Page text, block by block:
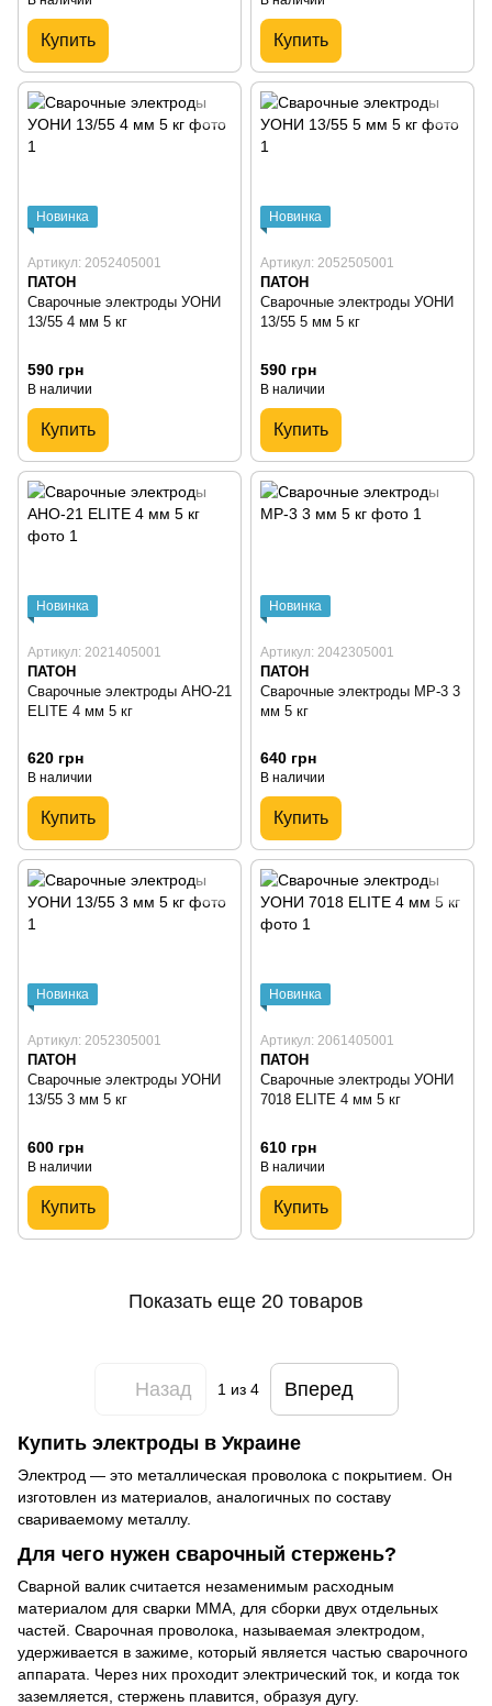
Купить Купить
Новинка
Артикул: 2052405001
ПАТОН
Сварочные электроды УОНИ
13/55 4 мм 5 кг
590 грн
В наличии
Купить
Новинка
Артикул: 2052505001
ПАТОН
Сварочные электроды УОНИ
13/55 5 мм 5 кг
590 грн
В наличии
Купить
Новинка
Артикул: 2021405001
ПАТОН
Сварочные электроды АНО-21
ЕLІТE 4 мм 5 кг
620 грн
В наличии
Купить
Новинка
Артикул: 2042305001
ПАТОН
Сварочные электроды МР-3 3
мм 5 кг
640 грн
В наличии
Купить
Новинка
Артикул: 2052305001
ПАТОН
Сварочные электроды УОНИ
13/55 3 мм 5 кг
600 грн
В наличии
Купить
Новинка
Артикул: 2061405001
ПАТОН
Сварочные электроды УОНИ
7018 ELITE 4 мм 5 кг
610 грн
В наличии
Купить
Показать еще 20 товаров
Назад 1 из 4 Вперед
Купить электроды в Украине
Электрод — это металлическая проволока с покрытием. Он
изготовлен из материалов, аналогичных по составу
свариваемому металлу.
Для чего нужен сварочный стержень?
Сварной валик считается незаменимым расходным
материалом для сварки MMA, для сборки двух отдельных
частей. Сварочная проволока, называемая электродом,
удерживается в зажиме, который является частью сварочного
аппарата. Через них проходит электрический ток, и когда ток
заземляется, стержень плавится, образуя дугу.